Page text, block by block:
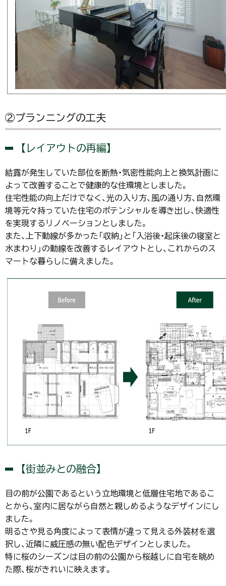
②プランニングの工夫
【レイアウトの再編】
結露が発生していた部位を断熱・気密性能向上と換気計画に
よって改善することで健康的な住環境としました。
住宅性能の向上だけでなく、光の入り方、風の通り方、自然環
境等元々持っていた住宅のポテンシャルを導き出し、快適性
を実現するリノベーションとしました。
また、上下動線が多かった「収納」と「入浴後・起床後の寝室と
水まわり」の動線を改善するレイアウトとし、これからのス
マートな暮らしに備えました。
【街並みとの融合】
目の前が公園であるという立地環境と低層住宅地であるこ
とから、室内に居ながら自然と親しめるようなデザインにし
ました。
明るさや見る角度によって表情が違って見える外装材を選
択し、近隣に威圧感の無い配色デザインとしました。
特に桜のシーズンは目の前の公園から桜越しに自宅を眺め
た際、桜がきれいに映えます。